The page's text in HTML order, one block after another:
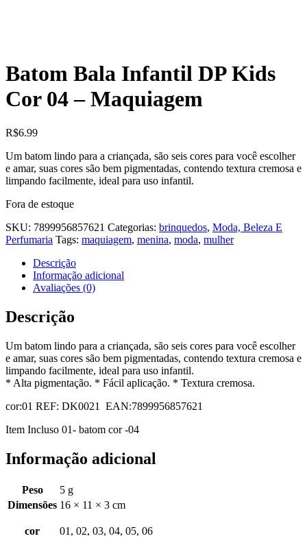
Batom Bala Infantil DP Kids
Cor 04 – Maquiagem
R$6.99
Um batom lindo para a criançada, são seis cores para você escolher
e amar, suas cores são bem pigmentadas, contendo textura cremosa e
limpando facilmente, ideal para uso infantil.
Fora de estoque
SKU: 7899956857621 Categorias: brinquedos, Moda, Beleza E
Perfumaria Tags: maquiagem, menina, moda, mulher
Descrição
Informação adicional
Avaliações (0)
Descrição
Um batom lindo para a criançada, são seis cores para você escolher
e amar, suas cores são bem pigmentadas, contendo textura cremosa e
limpando facilmente, ideal para uso infantil.
* Alta pigmentação. * Fácil aplicação. * Textura cremosa.
cor:01 REF: DK0021 EAN:7899956857621
Item Incluso 01- batom cor -04
Informação adicional
Peso
5 g
Dimensões 16 × 11 × 3 cm
cor 01, 02, 03, 04, 05, 06